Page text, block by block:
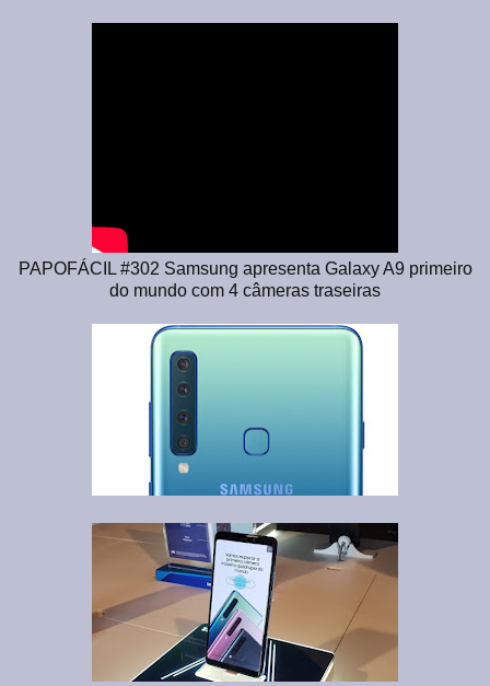
PAPOFÁCIL #302 Samsung apresenta Galaxy A9 primeiro
do mundo com 4 câmeras traseiras